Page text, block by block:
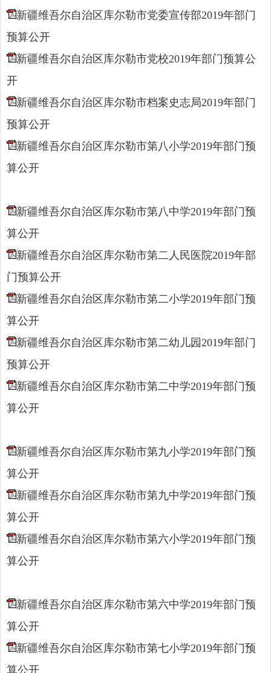
新疆维吾尔自治区库尔勒市党委宣传部2019年部门
预算公开
新疆维吾尔自治区库尔勒市党校2019年部门预算公
开
新疆维吾尔自治区库尔勒市档案史志局2019年部门
预算公开
新疆维吾尔自治区库尔勒市第八小学2019年部门预
算公开
新疆维吾尔自治区库尔勒市第八中学2019年部门预
算公开
新疆维吾尔自治区库尔勒市第二人民医院2019年部
门预算公开
新疆维吾尔自治区库尔勒市第二小学2019年部门预
算公开
新疆维吾尔自治区库尔勒市第二幼儿园2019年部门
预算公开
新疆维吾尔自治区库尔勒市第二中学2019年部门预
算公开
新疆维吾尔自治区库尔勒市第九小学2019年部门预
算公开
新疆维吾尔自治区库尔勒市第九中学2019年部门预
算公开
新疆维吾尔自治区库尔勒市第六小学2019年部门预
算公开
新疆维吾尔自治区库尔勒市第六中学2019年部门预
算公开
新疆维吾尔自治区库尔勒市第七小学2019年部门预
算公开